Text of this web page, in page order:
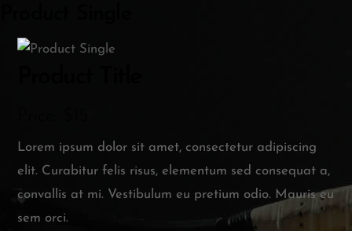
Lorem ipsum dolor sit amet, consectetur adipiscing
elit. Curabitur felis risus, elementum sed consequat a,
convallis at mi. Vestibulum eu pretium odio. Mauris eu
sem orci.